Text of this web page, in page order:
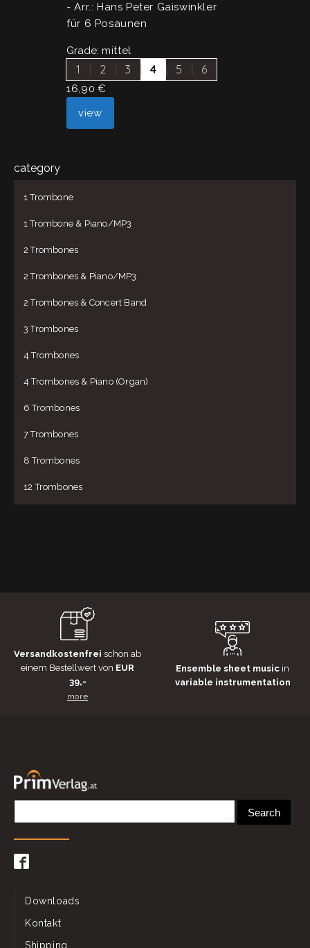
category
1 Trombone
1 Trombone & Piano/MP3
2 Trombones
2 Trombones & Piano/MP3
2 Trombones & Concert Band
3 Trombones
4 Trombones
4 Trombones & Piano (Organ)
6 Trombones
7 Trombones
8 Trombones
12 Trombones
- Arr.: Hans Peter Gaiswinkler
für 6 Posaunen
Grade:mittel
1 2 3 4 5 6
16,90 €
view
Versandkostenfrei schon ab
einem Bestellwert von EUR
39,-
more
Ensemble sheet music in
variable instrumentation
Downloads
Kontakt
Shipping